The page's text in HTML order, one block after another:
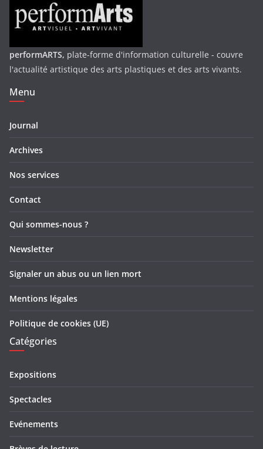
performARTS, plate-forme d'information culturelle - couvre
l'actualité artistique des arts plastiques et des arts vivants.
Menu
Journal
Archives
Nos services
Contact
Qui sommes-nous ?
Newsletter
Signaler un abus ou un lien mort
Mentions légales
Politique de cookies (UE)
Catégories
Expositions
Spectacles
Evénements